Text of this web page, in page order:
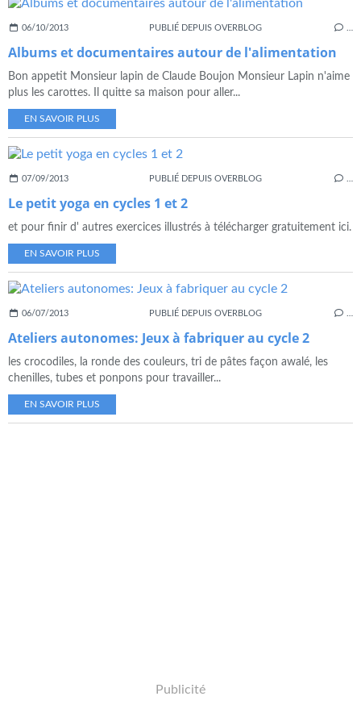
06/10/2013 PUBLIÉ DEPUIS OVERBLOG
Albums et documentaires autour de l'alimentation
Bon appetit Monsieur lapin de Claude Boujon Monsieur Lapin n'aime
plus les carottes. Il quitte sa maison pour aller...
EN SAVOIR PLUS
07/09/2013 PUBLIÉ DEPUIS OVERBLOG
Le petit yoga en cycles 1 et 2
et pour finir d' autres exercices illustrés à télécharger gratuitement ici.
EN SAVOIR PLUS
06/07/2013 PUBLIÉ DEPUIS OVERBLOG
Ateliers autonomes: Jeux à fabriquer au cycle 2
les crocodiles, la ronde des couleurs, tri de pâtes façon awalé, les
chenilles, tubes et ponpons pour travailler...
EN SAVOIR PLUS
Publicité